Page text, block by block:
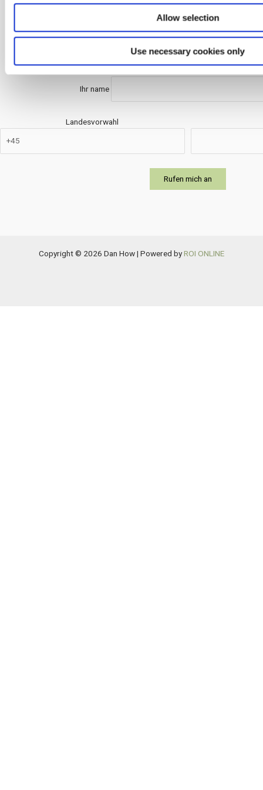
Allow selection
Use necessary cookies only
Cookies
Anruf Anfrage
Ihr name
Landesvorwahl
Copyright © 2026 Dan How | Powered byROI ONLINE